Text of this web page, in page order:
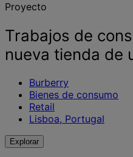
noticias
opiniones
Proyecto
Trabajos de
nueva tienda de
Burberry
Bienes de consumo
Retail
Lisboa, Portugal
Explorar